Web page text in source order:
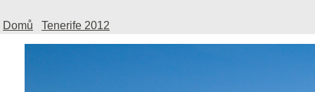
Domů Tenerife 2012